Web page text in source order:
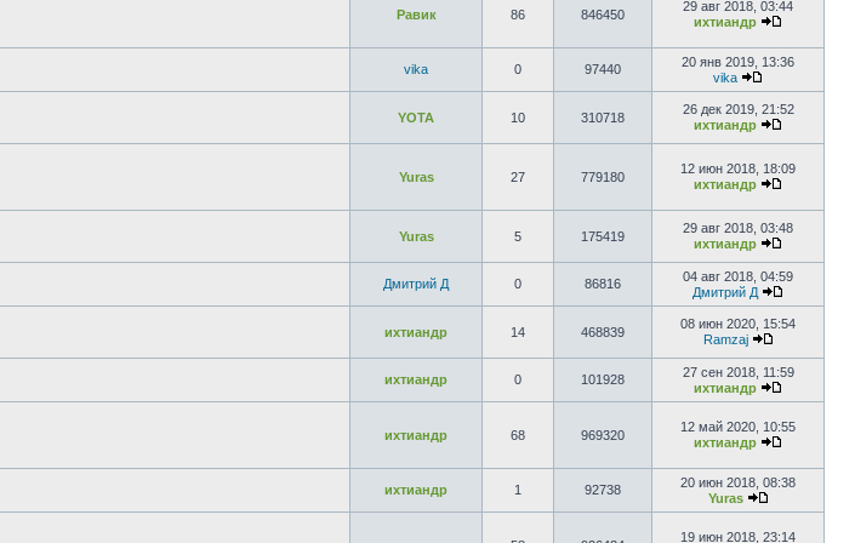
Равик 86 846450
29 авг 2018, 03:44
ихтиандр
vika 0 97440
20 янв 2019, 13:36
vika
YOTA 10 310718
26 дек 2019, 21:52
ихтиандр
Yuras 27 779180
12 июн 2018, 18:09
ихтиандр
Yuras 5 175419
29 авг 2018, 03:48
ихтиандр
Дмитрий Д 0 86816
04 авг 2018, 04:59
Дмитрий Д
ихтиандр 14 468839
08 июн 2020, 15:54
Ramzaj
ихтиандр 0 101928
27 сен 2018, 11:59
ихтиандр
ихтиандр 68 969320
12 май 2020, 10:55
ихтиандр
ихтиандр 1 92738
20 июн 2018, 08:38
Yuras
19 июн 2018, 23:14